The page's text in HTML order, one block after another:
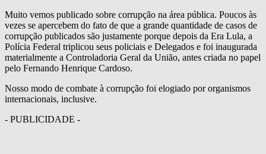
Muito vemos publicado sobre corrupção na área pública. Poucos às
vezes se apercebem do fato de que a grande quantidade de casos de
corrupção publicados são justamente porque depois da Era Lula, a
Polícia Federal triplicou seus policiais e Delegados e foi inaugurada
materialmente a Controladoria Geral da União, antes criada no papel
pelo Fernando Henrique Cardoso.
Nosso modo de combate à corrupção foi elogiado por organismos
internacionais, inclusive.
- PUBLICIDADE -